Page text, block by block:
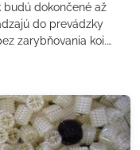
budú dokončené až
do prevádzky
zarybňovania koi.
jari vôbec zabehnúť?